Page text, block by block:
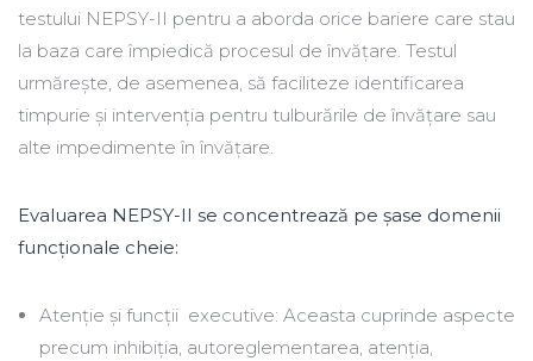
testului NEPSY-II pentru a aborda orice bariere care stau
la baza care împiedică procesul de învățare. Testul
urmărește, de asemenea, să faciliteze identificarea
timpurie și intervenția pentru tulburările de învățare sau
alte impedimente în învățare.
Evaluarea NEPSY-II se concentrează pe șase domenii
funcționale cheie:
Atenție și funcții executive: Aceasta cuprinde aspecte
precum inhibiția, autoreglementarea, atenția,